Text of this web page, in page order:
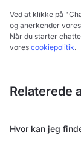
Ved at klikke på
og anerkender vores
Når du starter
vores cookiepolitik.
Relaterede
Hvor kan jeg